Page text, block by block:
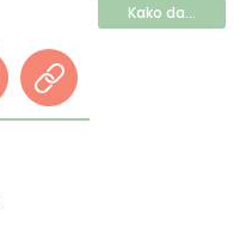
Kako da...